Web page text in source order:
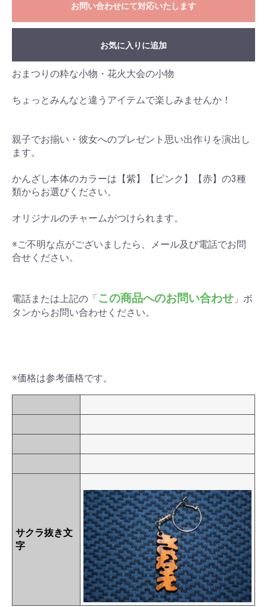
お問い合わせにて対応いたします
お買い物を続ける カートへ進む
お気に入りに追加
おまつりの粋な小物・花火大会の小物
ちょっとみんなと違うアイテムで楽しみませんか！
親子でお揃い・彼女へのプレゼント思い出作りを演出し
ます。
かんざし本体のカラーは【紫】【ピンク】【赤】の3種
類からお選びください。
オリジナルのチャームがつけられます。
※ご不明な点がございましたら、メール及び電話でお問
合せください。
電話または上記の「この商品へのお問い合わせ 」ボ
タンからお問い合わせください。
※価格は参考価格です。
サクラ抜き文
字